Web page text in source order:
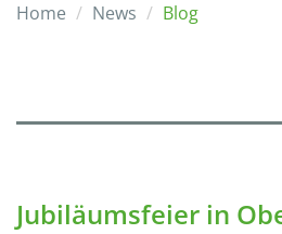
Home News Blog
Jubiläumsfeier in